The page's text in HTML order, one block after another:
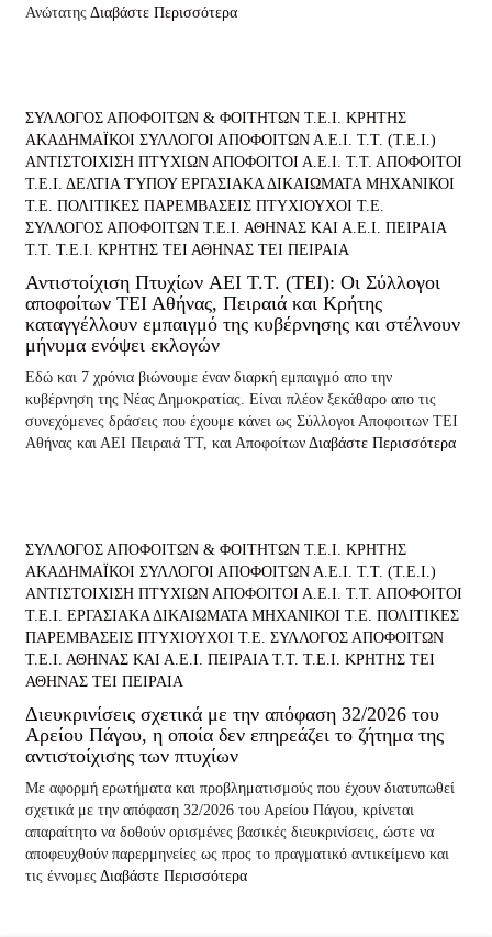
Ανώτατης Διαβάστε Περισσότερα
ΣΥΛΛΟΓΟΣ ΑΠΟΦΟΙΤΩΝ & ΦΟΙΤΗΤΩΝ Τ.Ε.Ι. ΚΡΗΤΗΣ
ΑΚΑΔΗΜΑΪΚΟΙ ΣΥΛΛΟΓΟΙ ΑΠΟΦΟΙΤΩΝ Α.Ε.Ι. Τ.Τ. (Τ.Ε.Ι.)
ΑΝΤΙΣΤΟΙΧΙΣΗ ΠΤΥΧΙΩΝ ΑΠΟΦΟΙΤΟΙ Α.Ε.Ι. Τ.Τ. ΑΠΟΦΟΙΤΟΙ
Τ.Ε.Ι. ΔΕΛΤΙΑ ΤΎΠΟΥ ΕΡΓΑΣΙΑΚΑ ΔΙΚΑΙΩΜΑΤΑ ΜΗΧΑΝΙΚΟΙ
Τ.Ε. ΠΟΛΙΤΙΚΕΣ ΠΑΡΕΜΒΑΣΕΙΣ ΠΤΥΧΙΟΥΧΟΙ Τ.Ε.
ΣΥΛΛΟΓΟΣ ΑΠΟΦΟΙΤΩΝ Τ.Ε.Ι. ΑΘΗΝΑΣ ΚΑΙ Α.Ε.Ι. ΠΕΙΡΑΙΑ
Τ.Τ. Τ.Ε.Ι. ΚΡΗΤΗΣ ΤΕΙ ΑΘΗΝΑΣ ΤΕΙ ΠΕΙΡΑΙΑ
Αντιστοίχιση Πτυχίων AEI T.T. (ΤΕΙ): Οι Σύλλογοι
αποφοίτων ΤΕΙ Αθήνας, Πειραιά και Κρήτης
καταγγέλλουν εμπαιγμό της κυβέρνησης και στέλνουν
μήνυμα ενόψει εκλογών
Εδώ και 7 χρόνια βιώνουμε έναν διαρκή εμπαιγμό απο την
κυβέρνηση της Νέας Δημοκρατίας. Είναι πλέον ξεκάθαρο απο τις
συνεχόμενες δράσεις που έχουμε κάνει ως Σύλλογοι Αποφοιτων ΤΕΙ
Αθήνας και ΑΕΙ Πειραιά ΤΤ, και Αποφοίτων Διαβάστε Περισσότερα
ΣΥΛΛΟΓΟΣ ΑΠΟΦΟΙΤΩΝ & ΦΟΙΤΗΤΩΝ Τ.Ε.Ι. ΚΡΗΤΗΣ
ΑΚΑΔΗΜΑΪΚΟΙ ΣΥΛΛΟΓΟΙ ΑΠΟΦΟΙΤΩΝ Α.Ε.Ι. Τ.Τ. (Τ.Ε.Ι.)
ΑΝΤΙΣΤΟΙΧΙΣΗ ΠΤΥΧΙΩΝ ΑΠΟΦΟΙΤΟΙ Α.Ε.Ι. Τ.Τ. ΑΠΟΦΟΙΤΟΙ
Τ.Ε.Ι. ΕΡΓΑΣΙΑΚΑ ΔΙΚΑΙΩΜΑΤΑ ΜΗΧΑΝΙΚΟΙ Τ.Ε. ΠΟΛΙΤΙΚΕΣ
ΠΑΡΕΜΒΑΣΕΙΣ ΠΤΥΧΙΟΥΧΟΙ Τ.Ε. ΣΥΛΛΟΓΟΣ ΑΠΟΦΟΙΤΩΝ
Τ.Ε.Ι. ΑΘΗΝΑΣ ΚΑΙ Α.Ε.Ι. ΠΕΙΡΑΙΑ Τ.Τ. Τ.Ε.Ι. ΚΡΗΤΗΣ ΤΕΙ
ΑΘΗΝΑΣ ΤΕΙ ΠΕΙΡΑΙΑ
Διευκρινίσεις σχετικά με την απόφαση 32/2026 του
Αρείου Πάγου, η οποία δεν επηρεάζει το ζήτημα της
αντιστοίχισης των πτυχίων
Με αφορμή ερωτήματα και προβληματισμούς που έχουν διατυπωθεί
σχετικά με την απόφαση 32/2026 του Αρείου Πάγου, κρίνεται
απαραίτητο να δοθούν ορισμένες βασικές διευκρινίσεις, ώστε να
αποφευχθούν παρερμηνείες ως προς το πραγματικό αντικείμενο και
τις έννομες Διαβάστε Περισσότερα